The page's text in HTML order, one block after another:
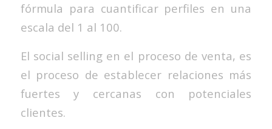
fórmula para cuantificar perfiles en una
escala del 1 al 100.
El social selling en el proceso de venta, es
el proceso de establecer relaciones más
fuertes y cercanas con potenciales
clientes.